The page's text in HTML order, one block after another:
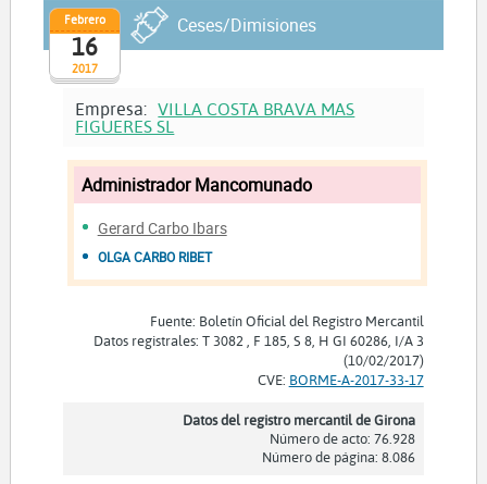
2017
Febrero
16
Ceses/Dimisiones
Empresa: VILLA COSTA BRAVA MAS
FIGUERES SL
Administrador Mancomunado
Gerard Carbo Ibars
OLGA CARBO RIBET
Fuente: Boletín Oficial del Registro Mercantil
Datos registrales: T 3082 , F 185, S 8, H GI 60286, I/A 3
(10/02/2017)
CVE: BORME-A-2017-33-17
Datos del registro mercantil de Girona
Número de acto: 76.928
Número de página: 8.086